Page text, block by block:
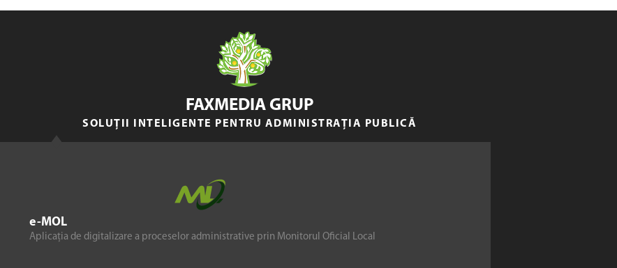
e-MOL
Aplicația de digitalizare a proceselor administrative prin Monitorul Oficial Local
FAXMEDIA GRUP
SOLUȚII INTELIGENTE PENTRU ADMINISTRAȚIA PUBLICĂ